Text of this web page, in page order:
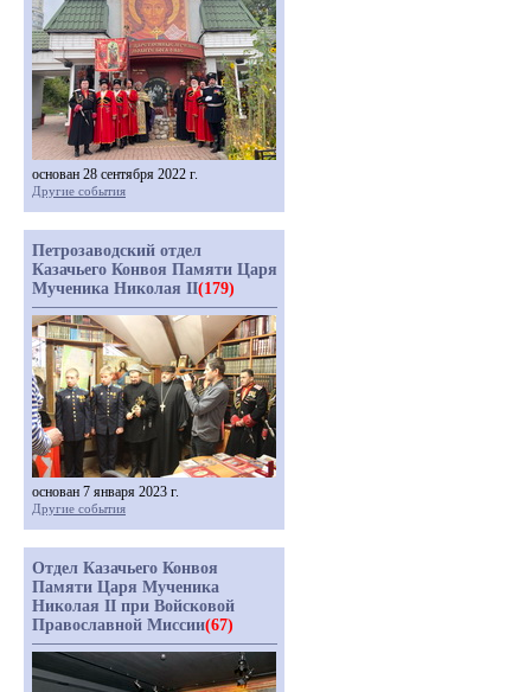
основан 28 сентября 2022 г.
Другие события
Петрозаводский отдел
Казачьего Конвоя Памяти Царя
Мученика Николая II(179)
основан 7 января 2023 г.
Другие события
Отдел Казачьего Конвоя
Памяти Царя Мученика
Николая II при Войсковой
Православной Миссии(67)